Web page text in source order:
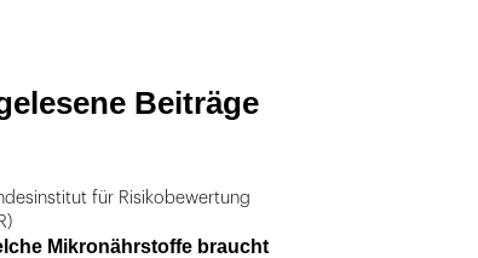
Beiträge
für Risikobewertung
Mikronährstoffe braucht